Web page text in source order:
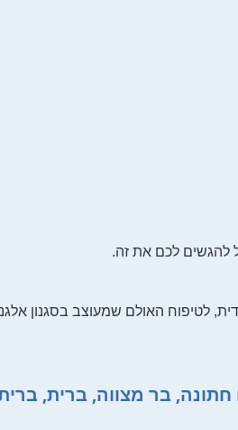
להגשים לכם את זה.
לטיפוח האולם שמעוצב בסגנון